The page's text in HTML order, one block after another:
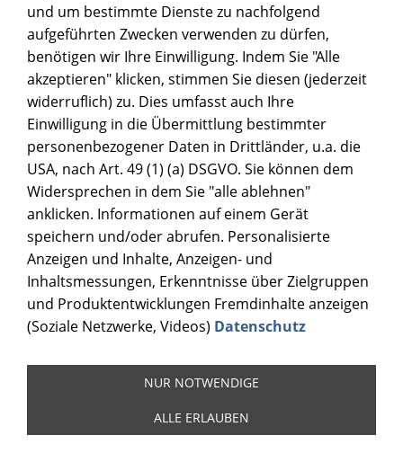
und um bestimmte Dienste zu nachfolgend
aufgeführten Zwecken verwenden zu dürfen,
benötigen wir Ihre Einwilligung. Indem Sie "Alle
akzeptieren" klicken, stimmen Sie diesen (jederzeit
widerruflich) zu. Dies umfasst auch Ihre
Einwilligung in die Übermittlung bestimmter
personenbezogener Daten in Drittländer, u.a. die
USA, nach Art. 49 (1) (a) DSGVO. Sie können dem
Widersprechen in dem Sie "alle ablehnen"
anklicken. Informationen auf einem Gerät
speichern und/oder abrufen. Personalisierte
Anzeigen und Inhalte, Anzeigen- und
Inhaltsmessungen, Erkenntnisse über Zielgruppen
und Produktentwicklungen Fremdinhalte anzeigen
(Soziale Netzwerke, Videos) Datenschutz
NUR NOTWENDIGE
ALLE ERLAUBEN